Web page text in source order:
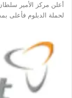
أعلن مركز الأمير
لحملة الدبلوم فأعلى